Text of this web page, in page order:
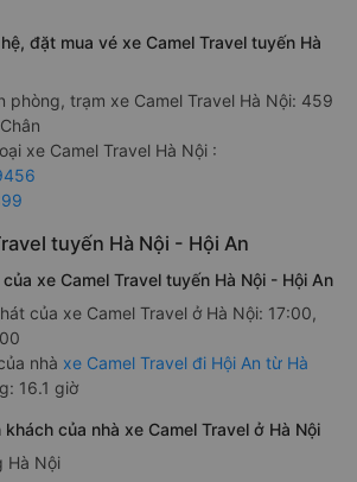
đặt mua vé xe Camel Travel tuyến Hà
phòng, trạm xe Camel Travel Hà Nội: 459
xe Camel Travel Hà Nội :
tuyến Hà Nội - Hội An
xe Camel Travel tuyến Hà Nội - Hội An
của xe Camel Travel ở Hà Nội: 17:00,
nhà xe Camel Travel đi Hội An từ Hà
16.1 giờ
của nhà xe Camel Travel ở Hà Nội
Hà Nội